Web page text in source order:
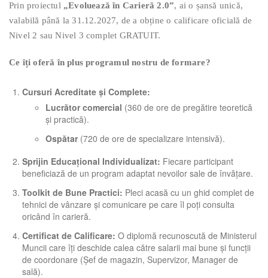
Prin proiectul „Evoluează în Carieră 2.0”, ai o șansă unică,
valabilă până la 31.12.2027, de a obține o calificare oficială de
Nivel 2 sau Nivel 3 complet GRATUIT.
Ce îți oferă în plus programul nostru de formare?
Cursuri Acreditate și Complete:
Lucrător comercial (360 de ore de pregătire teoretică
și practică).
Ospătar(720 de ore de specializare intensivă).
Sprijin Educațional Individualizat: Fiecare participant
beneficiază de un program adaptat nevoilor sale de învățare.
Toolkit de Bune Practici: Pleci acasă cu un ghid complet de
tehnici de vânzare și comunicare pe care îl poți consulta
oricând în carieră.
Certificat de Calificare: O diplomă recunoscută de Ministerul
Muncii care îți deschide calea către salarii mai bune și funcții
de coordonare (Șef de magazin, Supervizor, Manager de
sală).